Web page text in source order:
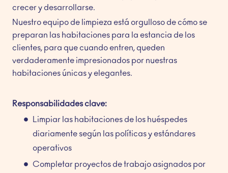
crecer y desarrollarse.
Nuestro equipo de limpieza está orgulloso de cómo se
preparan las habitaciones para la estancia de los
clientes, para que cuando entren, queden
verdaderamente impresionados por nuestras
habitaciones únicas y elegantes.
Responsabilidades clave:
Limpiar las habitaciones de los huéspedes
diariamente según las políticas y estándares
operativos
Completar proyectos de trabajo asignados por